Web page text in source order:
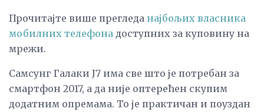
Прочитајте више прегледа најбољих власника
мобилних телефона доступних за куповину на
мрежи.
Самсунг Галаки Ј7 има све што је потребан за
смартфон 2017, а да није оптерећен скупим
додатним опремама. То је практичан и поуздан